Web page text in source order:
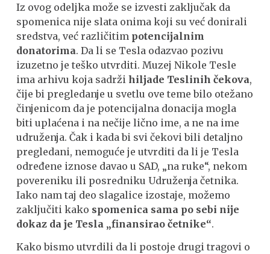
Iz ovog odeljka može se izvesti zaključak da
spomenica nije slata onima koji su već donirali
sredstva, već različitim potencijalnim
donatorima. Da li se Tesla odazvao pozivu
izuzetno je teško utvrditi. Muzej Nikole Tesle
ima arhivu koja sadržihiljade Teslinih čekova,
čije bi pregledanje u svetlu ove teme bilo otežano
činjenicom da je potencijalna donacija mogla
biti uplaćena i na nečije lično ime, a ne na ime
udruženja. Čak i kada bi svi čekovi bili detaljno
pregledani, nemoguće je utvrditi da li je Tesla
određene iznose davao u SAD, „na ruke“, nekom
povereniku ili posredniku Udruženja četnika.
Iako nam taj deo slagalice izostaje, možemo
zaključiti kako spomenica sama po sebi nije
dokaz da je Tesla „finansirao četnike“.
Kako bismo utvrdili da li postoje drugi tragovi o